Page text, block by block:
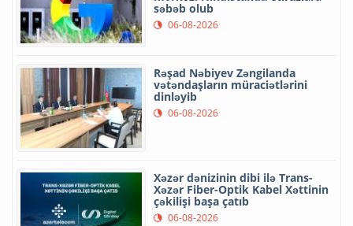
səbəb olub
06-08-2026
Rəşad Nəbiyev Zəngilanda
vətəndaşların müraciətlərini
dinləyib
06-08-2026
Xəzər dənizinin dibi ilə Trans-
Xəzər Fiber-Optik Kabel Xəttinin
çəkilişi başa çatıb
06-08-2026